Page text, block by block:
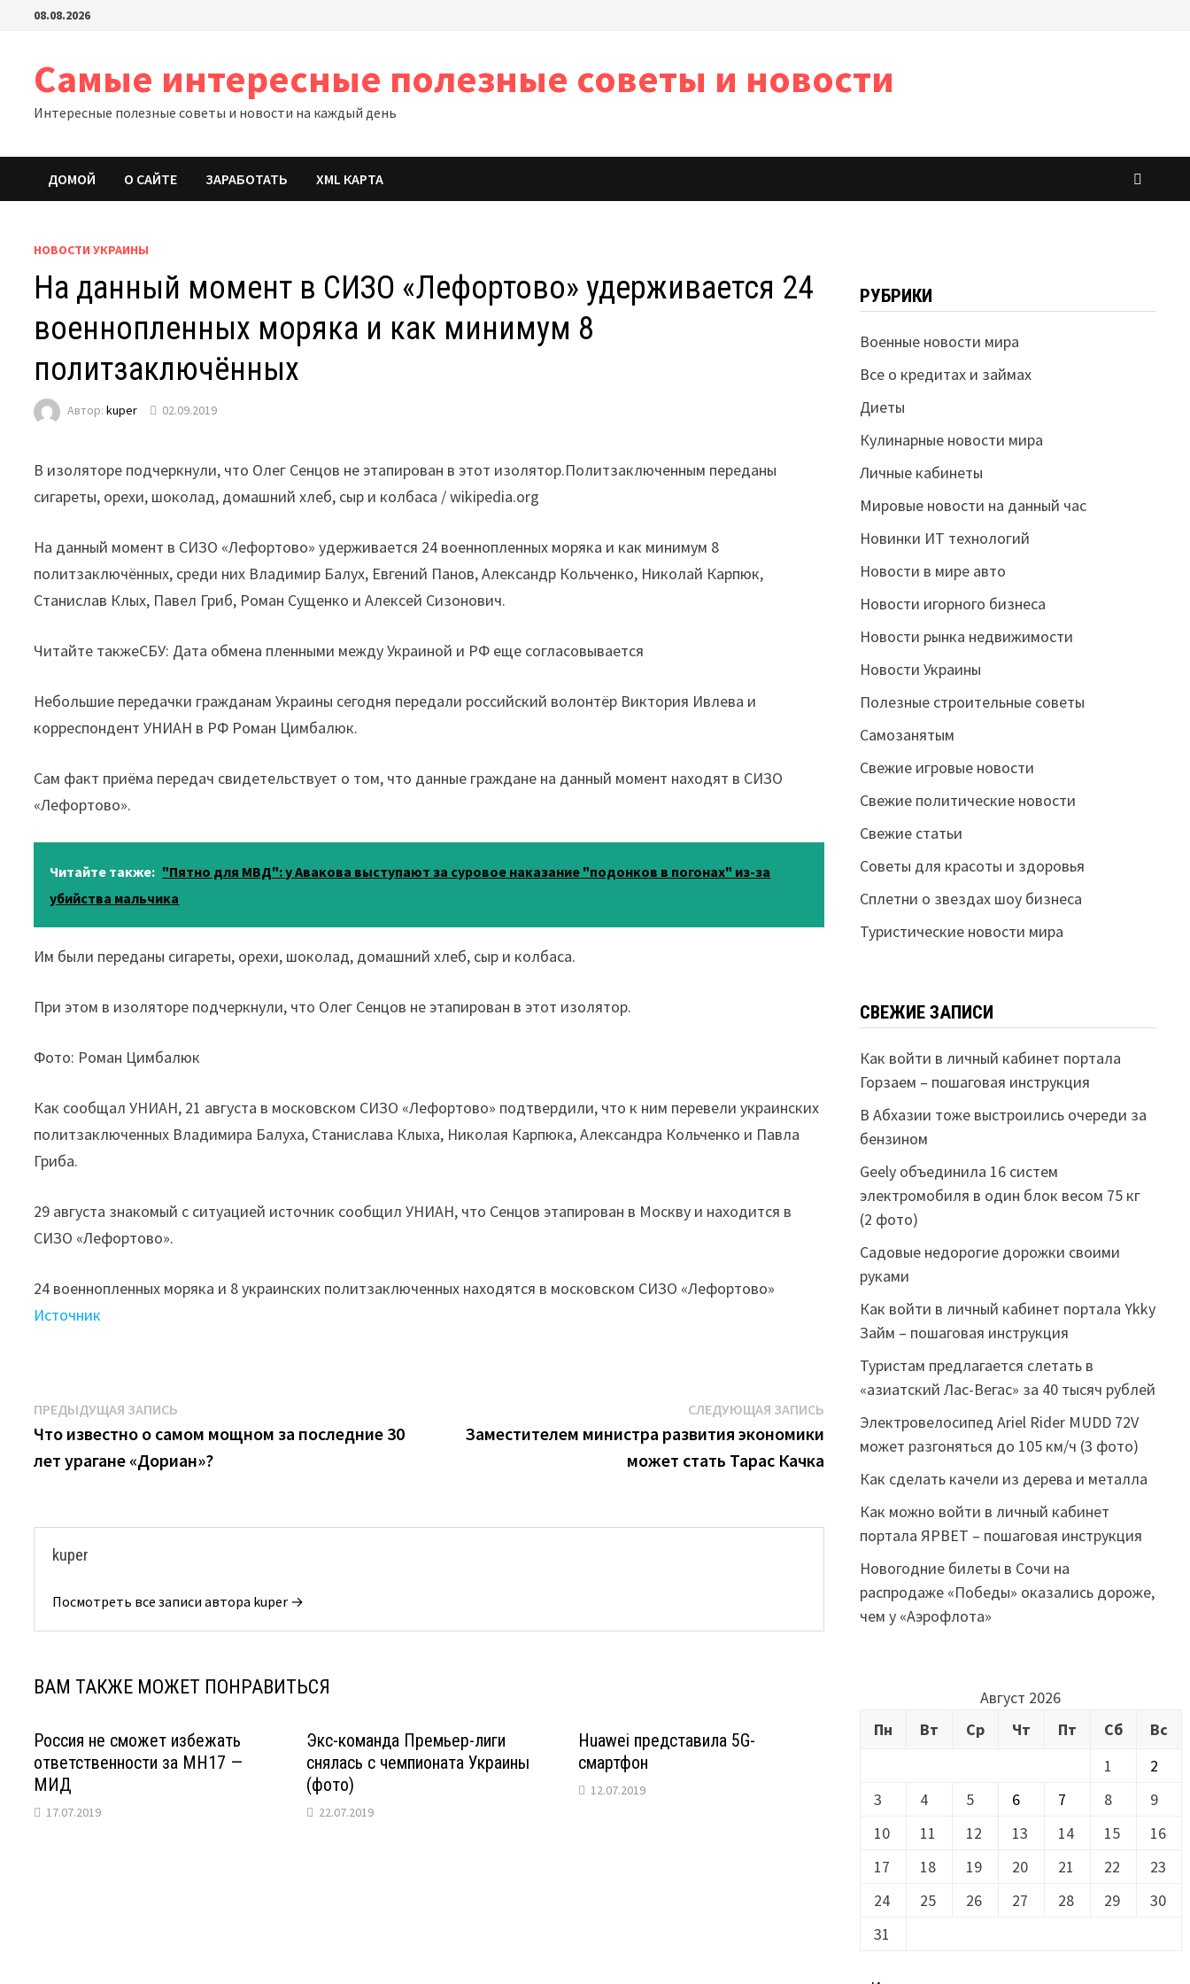
Перейти08.08.2026
Самые интересные полезные советы и новости
Интересные полезные советы и новости на каждый день
ДОМОЙ О САЙТЕ ЗАРАБОТАТЬ XML КАРТА
НОВОСТИ УКРАИНЫ
На данный момент в СИЗО «Лефортово» удерживается 24
военнопленных моряка и как минимум 8
политзаключённых
Автор:kuper 02.09.2019
В изоляторе подчеркнули, что Олег Сенцов не этапирован в этот изолятор.Политзаключенным переданы
сигареты, орехи, шоколад, домашний хлеб, сыр и колбаса / wikipedia.org
На данный момент в СИЗО «Лефортово» удерживается 24 военнопленных моряка и как минимум 8
политзаключённых, среди них Владимир Балух, Евгений Панов, Александр Кольченко, Николай Карпюк,
Станислав Клых, Павел Гриб, Роман Сущенко и Алексей Сизонович.
Читайте такжеСБУ: Дата обмена пленными между Украиной и РФ еще согласовывается
Небольшие передачки гражданам Украины сегодня передали российский волонтёр Виктория Ивлева и
корреспондент УНИАН в РФ Роман Цимбалюк.
Сам факт приёма передач свидетельствует о том, что данные граждане на данный момент находят в СИЗО
«Лефортово».
Читайте также: "Пятно для МВД": у Авакова выступают за суровое наказание "подонков в погонах" из-за
убийства мальчика
Им были переданы сигареты, орехи, шоколад, домашний хлеб, сыр и колбаса.
При этом в изоляторе подчеркнули, что Олег Сенцов не этапирован в этот изолятор.
Фото: Роман Цимбалюк
Как сообщал УНИАН, 21 августа в московском СИЗО «Лефортово» подтвердили, что к ним перевели украинских
политзаключенных Владимира Балуха, Станислава Клыха, Николая Карпюка, Александра Кольченко и Павла
Гриба.
29 августа знакомый с ситуацией источник сообщил УНИАН, что Сенцов этапирован в Москву и находится в
СИЗО «Лефортово».
24 военнопленных моряка и 8 украинских политзаключенных находятся в московском СИЗО «Лефортово»
Источник
Навигация
по
записям
ПРЕДЫДУЩАЯ ЗАПИСЬ
запись:
Что известно о самом мощном за последние 30
лет урагане «Дориан»?
СЛЕДУЮЩАЯ ЗАПИСЬСледующая
запись:
Заместителем министра развития экономики
может стать Тарас Качка
kuper
Посмотреть все записи автора kuper →
ВАМ ТАКЖЕ МОЖЕТ ПОНРАВИТЬСЯ
Россия не сможет избежать
ответственности за MH17 —
МИД
17.07.2019
Экс-команда Премьер-лиги
снялась с чемпионата Украины
(фото)
22.07.2019
Huawei представила 5G-
смартфон
12.07.2019
РУБРИКИ
Военные новости мира
Все о кредитах и займах
Диеты
Кулинарные новости мира
Личные кабинеты
Мировые новости на данный час
Новинки ИТ технологий
Новости в мире авто
Новости игорного бизнеса
Новости рынка недвижимости
Новости Украины
Полезные строительные советы
Самозанятым
Свежие игровые новости
Свежие политические новости
Свежие статьи
Советы для красоты и здоровья
Сплетни о звездах шоу бизнеса
Туристические новости мира
СВЕЖИЕ ЗАПИСИ
Как войти в личный кабинет портала
Горзаем – пошаговая инструкция
В Абхазии тоже выстроились очереди за
бензином
Geely объединила 16 систем
электромобиля в один блок весом 75 кг
(2 фото)
Садовые недорогие дорожки своими
руками
Как войти в личный кабинет портала Ykky
Займ – пошаговая инструкция
Туристам предлагается слетать в
«азиатский Лас-Вегас» за 40 тысяч рублей
Электровелосипед Ariel Rider MUDD 72V
может разгоняться до 105 км/ч (3 фото)
Как сделать качели из дерева и металла
Как можно войти в личный кабинет
портала ЯРВЕТ – пошаговая инструкция
Новогодние билеты в Сочи на
распродаже «Победы» оказались дороже,
чем у «Аэрофлота»
Август 2026
Пн
Вт Ср Чт Пт Сб
Вс
1
2
3
4 5 6 7 8
9
10
11 12 13 14 15
16
17
18 19 20 21 22
23
24
25 26 27 28 29
30
31